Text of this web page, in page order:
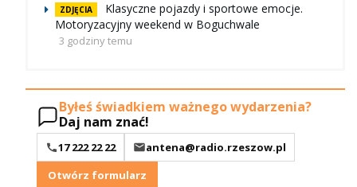
ZDJĘCIA
Klasyczne pojazdy i sportowe emocje.
Motoryzacyjny weekend w Boguchwale
3 godziny temu
Byłeś świadkiem ważnego wydarzenia?
Daj nam znać!
17 222 22 22
antena@radio.rzeszow.pl
Otwórz formularz